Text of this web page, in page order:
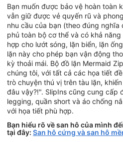
Bạn muốn được bảo vệ hoàn toàn
vẫn giữ được vẻ quyến rũ và
nhu cầu của bạn (theo đúng nghĩa
phủ toàn bộ cơ thể và có khả
hợp cho lướt sóng, lặn biển, lặn
lặn này cho phép bạn vận động
kỳ thoải mái. Bộ đồ lặn Mermaid
chúng tôi, với tất cả các họa tiết
trò chuyện thú vị trên tàu lặn,
đâu vậy?!". SlipIns cũng cung cấp
legging, quần short và áo chống
với họa tiết phù hợp.
Bạn hiểu rõ về san hô của mình
tại đây: San hô cứng và san hô